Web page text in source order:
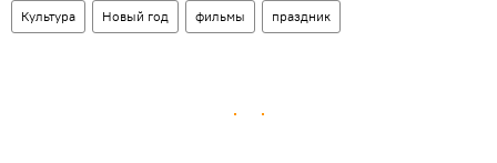
Культура Новый год фильмы праздник